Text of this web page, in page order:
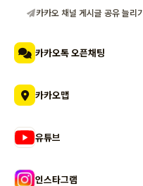
카카오 채널 게시글 공유 늘리기
카카오톡 오픈채팅
카카오맵
유튜브
인스타그램